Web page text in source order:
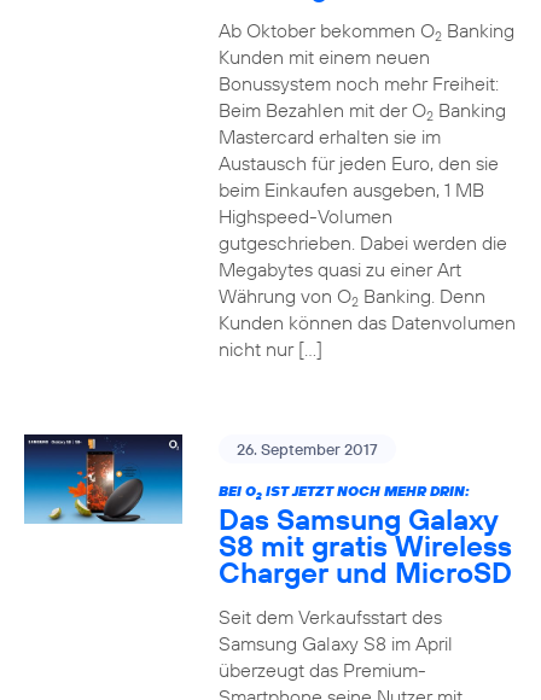
Ab Oktober bekommen O2Banking
Kunden mit einem neuen
Bonussystem noch mehr Freiheit:
Beim Bezahlen mit der O2Banking
Mastercard erhalten sie im
Austausch für jeden Euro, den sie
beim Einkaufen ausgeben, 1 MB
Highspeed-Volumen
gutgeschrieben. Dabei werden die
Megabytes quasi zu einer Art
Währung von O2Banking. Denn
Kunden können das Datenvolumen
nicht nur […]
26. September 2017
BEI O2IST JETZT NOCH MEHR DRIN:
Das Samsung Galaxy
S8 mit gratis Wireless
Charger und MicroSD
Seit dem Verkaufsstart des
Samsung Galaxy S8 im April
überzeugt das Premium-